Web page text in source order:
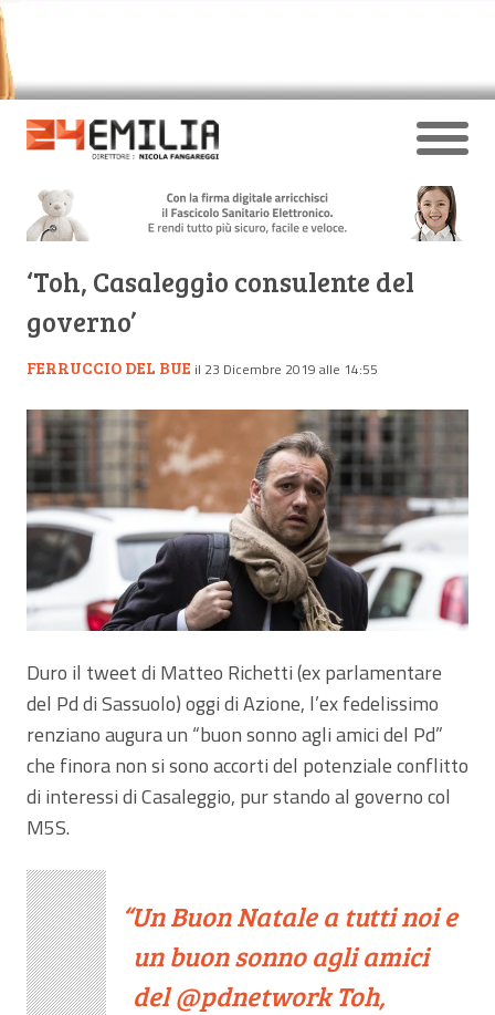
‘Toh, Casaleggio consulente del
governo’
FERRUCCIO DEL BUE il 23 Dicembre 2019 alle 14:55
Duro il tweet di Matteo Richetti (ex parlamentare
del Pd di Sassuolo) oggi di Azione, l’ex fedelissimo
renziano augura un “buon sonno agli amici del Pd”
che finora non si sono accorti del potenziale conflitto
di interessi di Casaleggio, pur stando al governo col
M5S.
Un Buon Natale a tutti noi e
un buon sonno agli amici
del@pdnetworkToh,